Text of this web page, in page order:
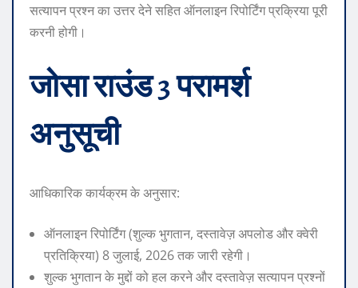
सत्यापन प्रश्न का उत्तर देने सहित ऑनलाइन रिपोर्टिंग प्रक्रिया पूरी
करनी होगी।
जोसा राउंड 3परामर्श
अनुसूची
आधिकारिक कार्यक्रम के अनुसार:
ऑनलाइन रिपोर्टिंग (शुल्क भुगतान, दस्तावेज़ अपलोड और क्वेरी
प्रतिक्रिया) 8 जुलाई, 2026 तक जारी रहेगी।
शुल्क भुगतान के मुद्दों को हल करने और दस्तावेज़ सत्यापन प्रश्नों